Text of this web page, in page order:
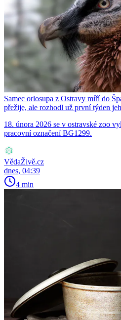
Samec orlosupa z Ostravy míří do
přežije, ale rozhodl už první týden
18. února 2026 se v ostravské zoo
pracovní označení BG1299.
VědaŽivě.cz
dnes, 04:39
4 min